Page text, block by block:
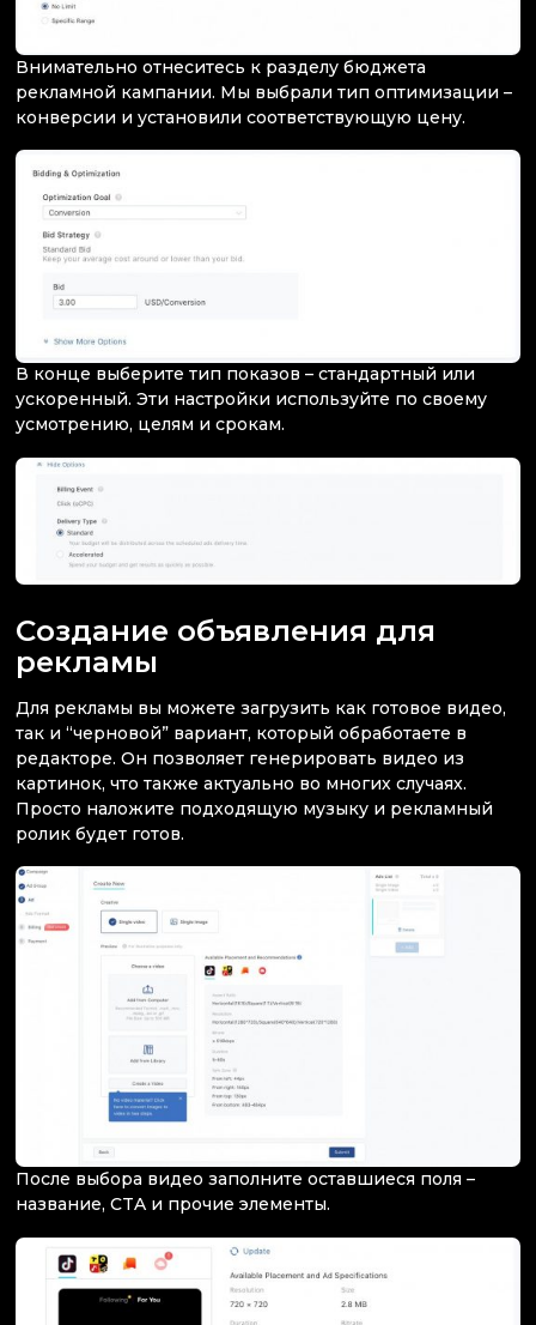
Внимательно отнеситесь к разделу бюджета
рекламной кампании. Мы выбрали тип оптимизации –
конверсии и установили соответствующую цену.
В конце выберите тип показов – стандартный или
ускоренный. Эти настройки используйте по своему
усмотрению, целям и срокам.
Создание объявления для
рекламы
Для рекламы вы можете загрузить как готовое видео,
так и “черновой” вариант, который обработаете в
редакторе. Он позволяет генерировать видео из
картинок, что также актуально во многих случаях.
Просто наложите подходящую музыку и рекламный
ролик будет готов.
После выбора видео заполните оставшиеся поля –
название, CTA и прочие элементы.